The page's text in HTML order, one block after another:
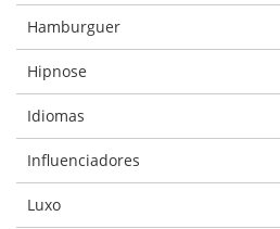
Hamburguer
Hipnose
Idiomas
Influenciadores
Luxo